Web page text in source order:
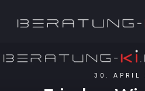
30. APRIL